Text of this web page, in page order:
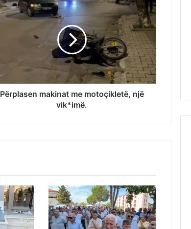
Përplasen makinat me motoçikletë, një
vik*imë.